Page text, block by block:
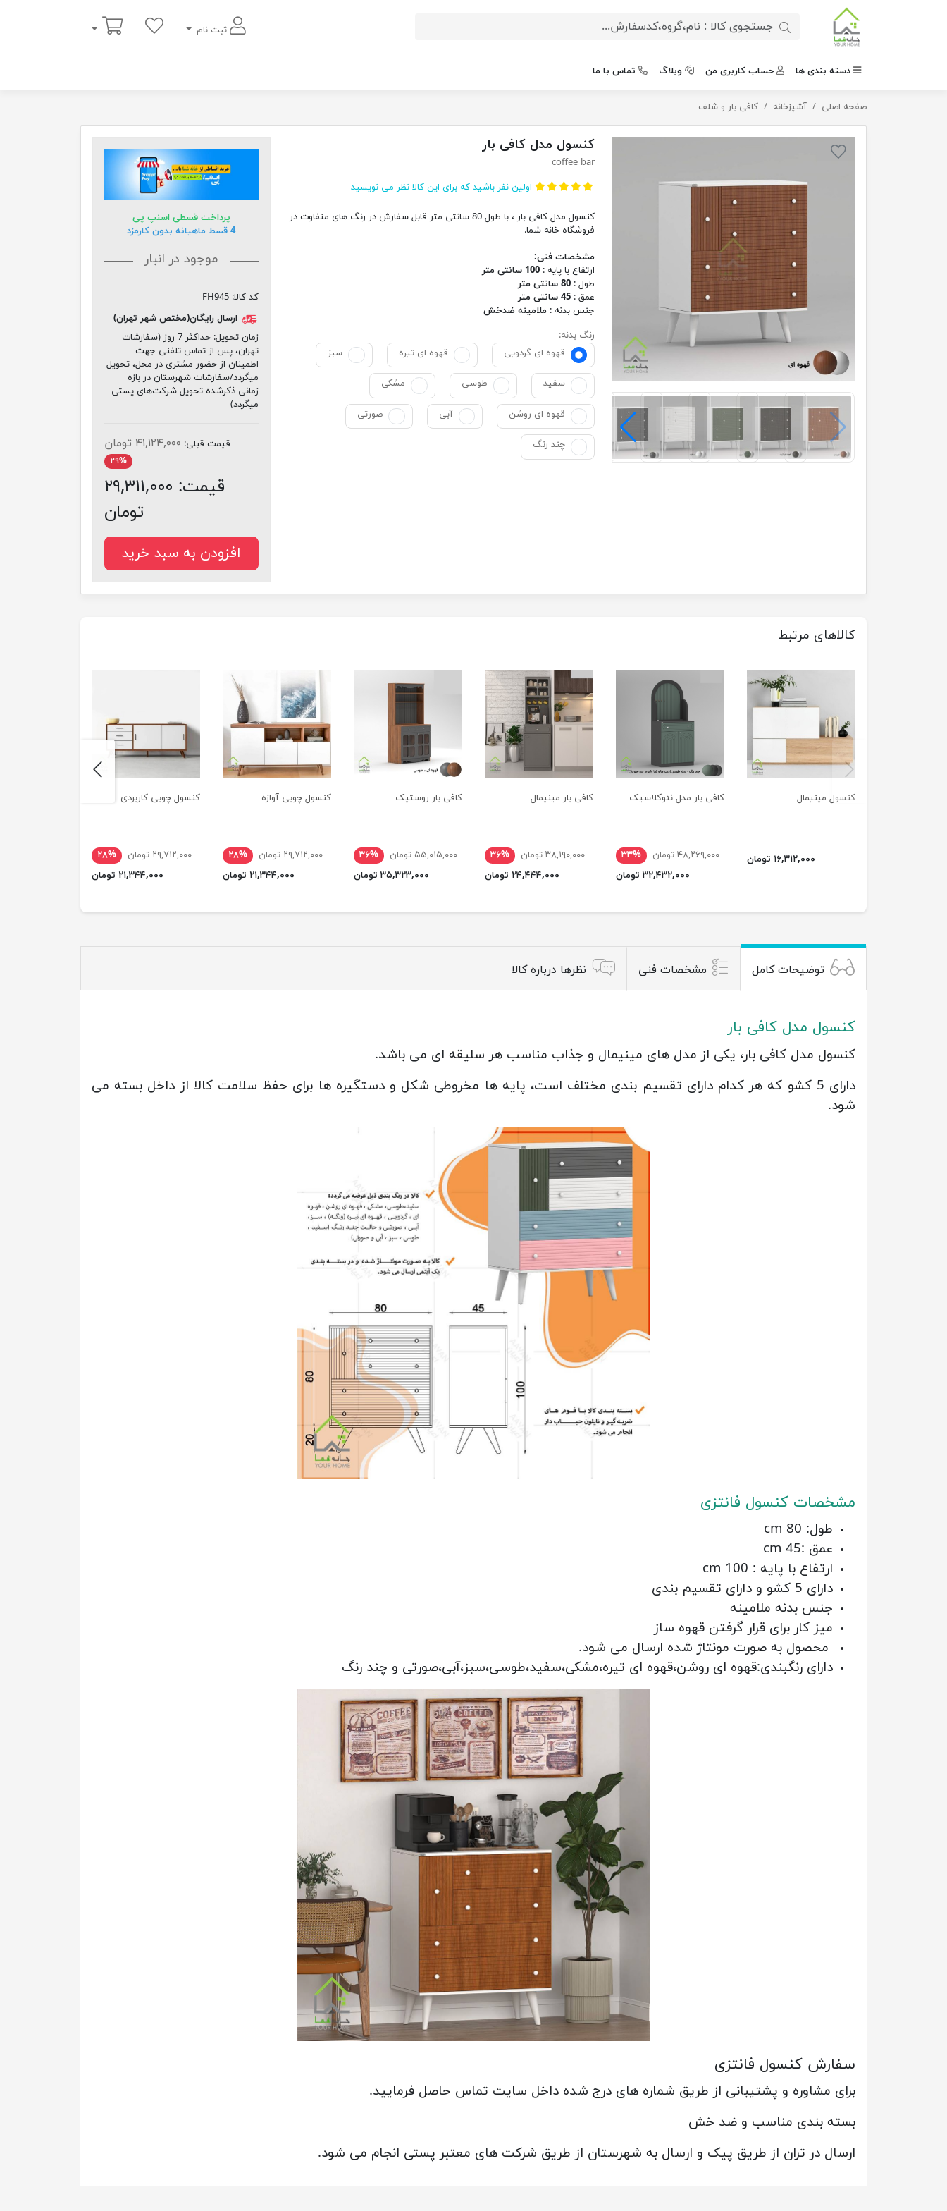
ثبت نام
سبد خرید
دسته بندی ها حساب کاربری من وبلاگ تماس با ما
صفحه اصلی آشپزخانه کافی بار و شلف کنسول مدل کافی بار
کنسول مدل کافی بار
coffee bar
اولین نفر باشید که برای این کالا نظر می نویسید
کنسول مدل کافی بار ، با طول 80 سانتی متر قابل سفارش در رنگ های متفاوت در
فروشگاه خانه شما.
______
مشخصات فنی:
ارتفاع با پایه : 100 سانتی متر
طول : 80 سانتی متر
عمق : 45 سانتی متر
جنس بدنه : ملامینه ضدخش
رنگ بدنه:
قهوه ای گردویی
قهوه ای تیره سبز
سفید طوسی مشکی
قهوه ای روشن آبی صورتی
چند رنگ
پرداخت قسطی اسنپ پی
4 قسط ماهیانه بدون کارمزد
موجود در انبار
کد کالا: FH945
ارسال رایگان(مختص شهر تهران)
زمان تحویل:
حداکثر 7 روز (سفارشات
تهران، پس از تماس تلفنی جهت
اطمینان از حضور مشتری در محل، تحویل
میگردد/سفارشات شهرستان در بازه
زمانی ذکرشده تحویل شرکت‌های پستی
میگردد)
قیمت قبلی: ۴۱,۱۲۴,۰۰۰ تومان
۲۹%
قیمت: ۲۹,۳۱۱,۰۰۰
تومان
افزودن به سبد خرید
کالاهای مرتبط
کنسول مینیمال
۱۶,۳۱۲,۰۰۰ تومان
کافی بار مدل نئوکلاسیک
۴۸,۲۶۹,۰۰۰ تومان
۳۳%
۳۲,۴۳۲,۰۰۰ تومان
کافی بار مینیمال
۳۸,۱۹۰,۰۰۰ تومان
۳۶%
۲۴,۴۴۴,۰۰۰ تومان
کافی بار روستیک
۵۵,۰۱۵,۰۰۰ تومان
۳۶%
۳۵,۳۲۳,۰۰۰ تومان
کنسول چوبی آوازه
۲۹,۷۱۲,۰۰۰ تومان
۲۸%
۲۱,۳۴۴,۰۰۰ تومان
کنسول چوبی کاربردی
۲۹,۷۱۲,۰۰۰ تومان
۲۸%
۲۱,۳۴۴,۰۰۰ تومان
previus
next
توضیحات کامل مشخصات فنی نظرها درباره کالا
کنسول مدل کافی بار
کنسول مدل کافی بار، یکی از مدل های مینیمال و جذاب مناسب هر سلیقه ای می باشد.
دارای 5 کشو که هر کدام دارای تقسیم بندی مختلف است، پایه ها مخروطی شکل و دستگیره ها برای حفظ سلامت کالا از داخل بسته می
شود.
مشخصات کنسول فانتزی
طول: 80 cm
عمق :45 cm
ارتفاع با پایه : 100 cm
دارای 5 کشو و دارای تقسیم بندی
جنس بدنه ملامینه
میز کار برای قرار گرفتن قهوه ساز
محصول به صورت مونتاژ شده ارسال می شود.
دارای رنگبندی:قهوه ای روشن،قهوه ای تیره،مشکی،سفید،طوسی،سبز،آبی،صورتی و چند رنگ
سفارش کنسول فانتزی
برای مشاوره و پشتیبانی از طریق شماره های درج شده داخل سایت تماس حاصل فرمایید.
بسته بندی مناسب و ضد خش
ارسال در تران از طریق پیک و ارسال به شهرستان از طریق شرکت های معتبر پستی انجام می شود.